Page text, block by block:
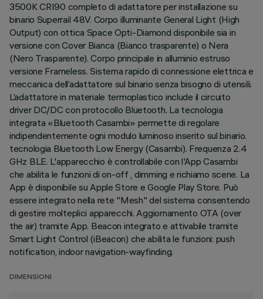
3500K CRI90 completo di adattatore per installazione su
binario Superrail 48V. Corpo illuminante General Light (High
Output) con ottica Space Opti-Diamond disponibile sia in
versione con Cover Bianca (Bianco trasparente) o Nera
(Nero Trasparente). Corpo principale in alluminio estruso
versione Frameless. Sistema rapido di connessione elettrica e
meccanica dell’adattatore sul binario senza bisogno di utensili.
L’adattatore in materiale termoplastico include il circuito
driver DC/DC con protocollo Bluetooth. La tecnologia
integrata «Bluetooth Casambi» permette di regolare
indipendentemente ogni modulo luminoso inserito sul binario.
tecnologia Bluetooth Low Energy (Casambi). Frequenza 2.4
GHz BLE. L'apparecchio è controllabile con l'App Casambi
che abilita le funzioni di on-off , dimming e richiamo scene. La
App è disponibile su Apple Store e Google Play Store. Può
essere integrato nella rete "Mesh" del sistema consentendo
di gestire molteplici apparecchi. Aggiornamento OTA (over
the air) tramite App. Beacon integrato e attivabile tramite
Smart Light Control (iBeacon) che abilita le funzioni: push
notification, indoor navigation-wayfinding.
DIMENSIONI